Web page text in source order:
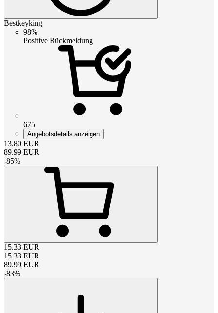
Bestkeyking
98%
Positive Rückmeldung
675
Angebotsdetails anzeigen
13.80 EUR
89.99 EUR
-85%
15.33 EUR
15.33 EUR
89.99 EUR
-83%